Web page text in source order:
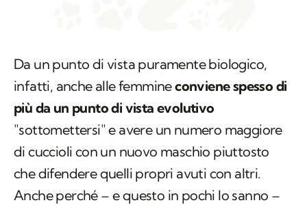
Da un punto di vista puramente biologico,
infatti, anche alle femmineconviene spesso di
più da un punto di vista evolutivo
"sottomettersi" e avere un numero maggiore
di cuccioli con un nuovo maschio piuttosto
che difendere quelli propri avuti con altri.
Anche perché – e questo in pochi lo sanno –